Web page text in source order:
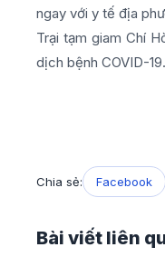
ngay với y tế địa
Trại tạm giam Chí
dịch bệnh COVID-19.
Chia sẻ: Facebook
Bài viết liên